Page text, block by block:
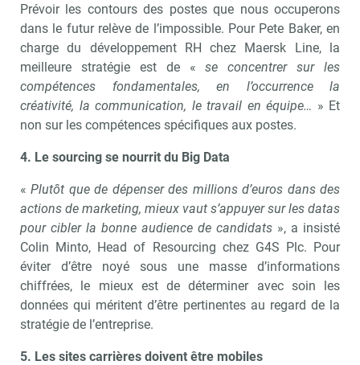
Prévoir les contours des postes que nous occuperons
dans le futur relève de l’impossible. Pour Pete Baker, en
charge du développement RH chez Maersk Line, la
meilleure stratégie est de «se concentrer sur les
compétences fondamentales, en l’occurrence la
créativité, la communication, le travail en équipe… » Et
non sur les compétences spécifiques aux postes.
4. Le sourcing se nourrit du Big Data
«Plutôt que de dépenser des millions d’euros dans des
actions de marketing, mieux vaut s’appuyer sur les datas
pour cibler la bonne audience de candidats », a insisté
Colin Minto, Head of Resourcing chez G4S Plc. Pour
éviter d’être noyé sous une masse d’informations
chiffrées, le mieux est de déterminer avec soin les
données qui méritent d’être pertinentes au regard de la
stratégie de l’entreprise.
5. Les sites carrières doivent être mobiles